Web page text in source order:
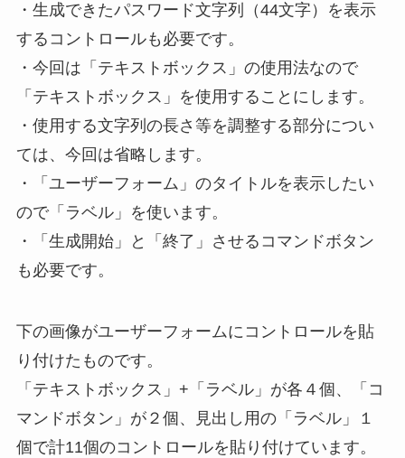
・生成できたパスワード文字列（44文字）を表示
するコントロールも必要です。
・今回は「テキストボックス」の使用法なので
「テキストボックス」を使用することにします。
・使用する文字列の長さ等を調整する部分につい
ては、今回は省略します。
・「ユーザーフォーム」のタイトルを表示したい
ので「ラベル」を使います。
・「生成開始」と「終了」させるコマンドボタン
も必要です。
下の画像がユーザーフォームにコントロールを貼
り付けたものです。
「テキストボックス」+「ラベル」が各４個、「コ
マンドボタン」が２個、見出し用の「ラベル」１
個で計11個のコントロールを貼り付けています。